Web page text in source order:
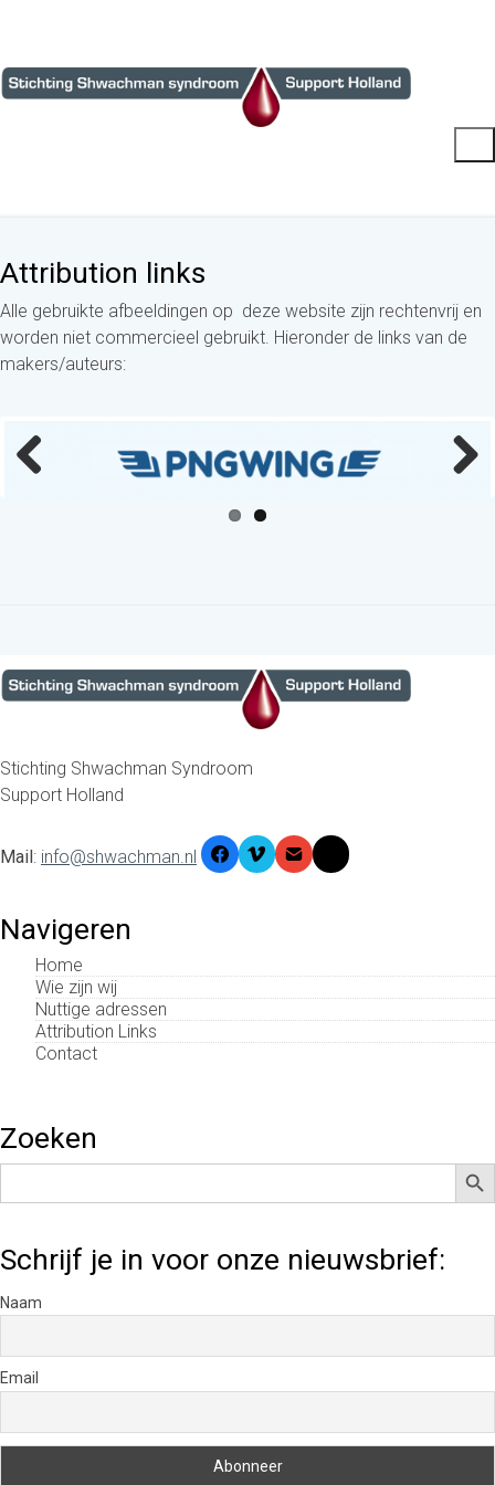
Attribution links
Alle gebruikte afbeeldingen op deze website zijn rechtenvrij en
worden niet commercieel gebruikt. Hieronder de links van de
makers/auteurs:
Stichting Shwachman Syndroom
Support Holland
Mail: info@shwachman.nl
Navigeren
Home
Wie zijn wij
Nuttige adressen
Attribution Links
Contact
Zoeken
Zoek
Schrijf je in voor onze nieuwsbrief:
Naam
Email